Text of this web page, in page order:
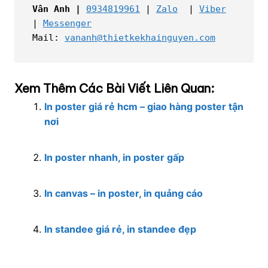
Vân Anh | 0934819961 | Zalo | Viber
| Messenger
Mail: vananh@thietkekhainguyen.com
Xem Thêm Các Bài Viết Liên Quan:
In poster giá rẻ hcm – giao hàng poster tận
nơi
In poster nhanh, in poster gấp
In canvas – in poster, in quảng cáo
In standee giá rẻ, in standee đẹp